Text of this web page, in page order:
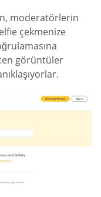
moderatörlerin
çekmenize
görüntüler